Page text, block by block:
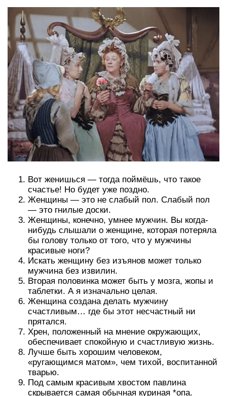
Вот женишься — тогда поймёшь, что такое
счастье! Но будет уже поздно.
Женщины — это не слабый пол. Слабый пол
— это гнилые доски.
Женщины, конечно, умнее мужчин. Вы когда-
нибудь слышали о женщине, которая потеряла
бы голову только от того, что у мужчины
красивые ноги?
Искать женщину без изъянов может только
мужчина без извилин.
Вторая половинка может быть у мозга, жопы и
таблетки. А я изначально целая.
Женщина создана делать мужчину
счастливым… где бы этот несчастный ни
прятался.
Хрен, положенный на мнение окружающих,
обеспечивает спокойную и счастливую жизнь.
Лучше быть хорошим человеком,
«ругающимся матом», чем тихой, воспитанной
тварью.
Под самым красивым хвостом павлина
скрывается самая обычная куриная *опа.